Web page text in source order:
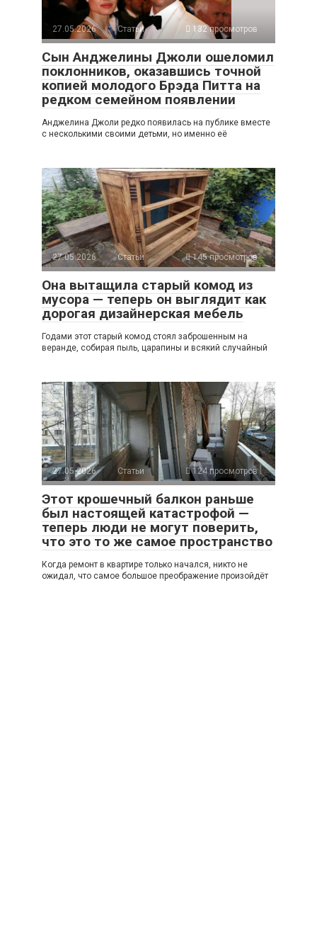
27.05.2026 Статьи 132 просмотров
Сын Анджелины Джоли ошеломил
поклонников, оказавшись точной
копией молодого Брэда Питта на
редком семейном появлении
Анджелина Джоли редко появилась на публике вместе
с несколькими своими детьми, но именно её
27.05.2026 Статьи 145 просмотров
Она вытащила старый комод из
мусора — теперь он выглядит как
дорогая дизайнерская мебель
Годами этот старый комод стоял заброшенным на
веранде, собирая пыль, царапины и всякий случайный
27.05.2026 Статьи 124 просмотров
Этот крошечный балкон раньше
был настоящей катастрофой —
теперь люди не могут поверить,
что это то же самое пространство
Когда ремонт в квартире только начался, никто не
ожидал, что самое большое преображение произойдёт